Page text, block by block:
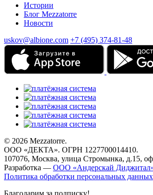
Истории
Блог Mezzatorre
Новости
uskov@albione.com +7 (495) 374-81-48
© 2026 Mezzatorre.
ООО «ДЕКТА». ОГРН 1227700014410.
107076, Москва, улица Стромынка, д.15,
Разработка — ООО «Андерскай
Политика обработки персональных данных
Благодарим за подписку!